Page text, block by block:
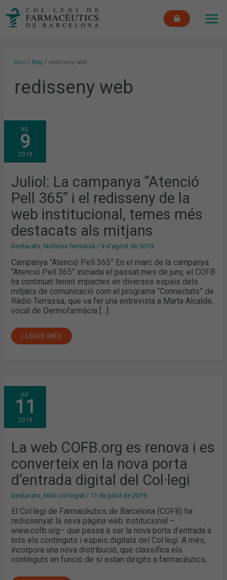
Inici Blog redisseny web
redisseny web
ag.
9
2019
Juliol: La campanya “Atenció
Pell 365” i el redisseny de la
web institucional, temes més
destacats als mitjans
Destacats Notícies farmàcia / 9 d'agost de 2019
Campanya “Atenció Pell 365” En el marc de la campanya
“Atenció Pell 365” iniciada el passat mes de juny, el COFB
ha continuat tenint impactes en diversos espais dels
mitjans de comunicació com el programa “Connectats” de
Ràdio Terrassa, que va fer una entrevista a Marta Alcalde,
vocal de Dermofarmàcia […]
JULIOL:
LA
CAMPANYA
“ATENCIÓ
PELL
365”
I
REDISSENY
DE
LA
WEB
INSTITUCIONAL,
TEMES
MÉS
DESTACATS
ALS
MITJANS
LLEGIR MÉS
jul.
11
2019
La web COFB.org es renova i es
converteix en la nova porta
d’entrada digital del Col·legi
Destacats Món col·legial / 11 de juliol de 2019
El Col·legi de Farmacèutics de Barcelona (COFB) ha
redissenyat la seva pàgina web institucional –
www.cofb.org– que passa a ser la nova porta d’entrada a
tots els continguts i espais digitals del Col·legi. A més,
incorpora una nova distribució, que classifica els
continguts en funció de si estan dirigits a farmacèutics,
LA
WEB
COFB.ORG
RENOVA
I
ES
LA
NOVA
PORTA
D’ENTRADA
DIGITAL
DEL
COL·LEGI